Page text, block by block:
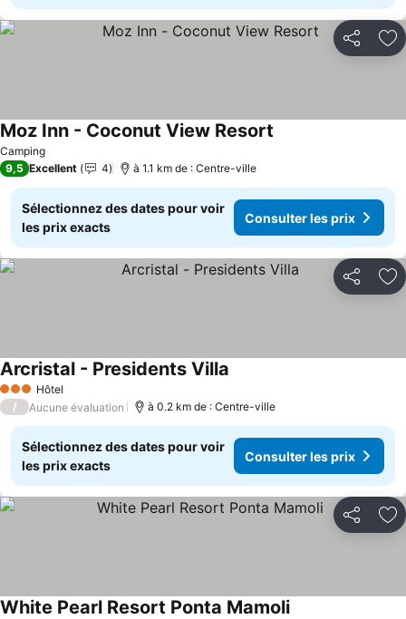
Partager
Camping
Moz Inn - Coconut View Resort
9,5 Excellent 4 à 1.1 km de : Centre-ville
Sélectionnez des dates pour voir
les prix exacts
Consulter les prix
Partager
3 ÉtoilesHôtel
Arcristal - Presidents Villa
/ Aucune évaluation à 0.2 km de : Centre-ville
Sélectionnez des dates pour voir
les prix exacts
Consulter les prix
Partager
White Pearl Resort Ponta Mamoli